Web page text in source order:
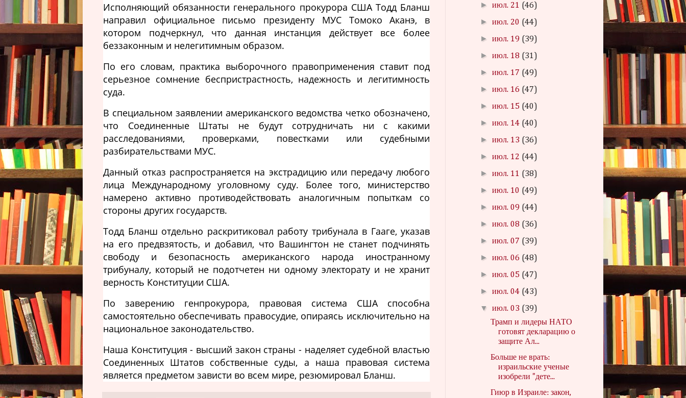
Исполняющий обязанности генерального прокурора США Тодд Бланш
направил официальное письмо президенту МУС Томоко Аканэ, в
котором подчеркнул, что данная инстанция действует все более
беззаконным и нелегитимным образом.
По его словам, практика выборочного правоприменения ставит под
серьезное сомнение беспристрастность, надежность и легитимность
суда.
В специальном заявлении американского ведомства четко обозначено,
что Соединенные Штаты не будут сотрудничать ни с какими
расследованиями, проверками, повестками или судебными
разбирательствами МУС.
Данный отказ распространяется на экстрадицию или передачу любого
лица Международному уголовному суду. Более того, министерство
намерено активно противодействовать аналогичным попыткам со
стороны других государств.
Тодд Бланш отдельно раскритиковал работу трибунала в Гааге, указав
на его предвзятость, и добавил, что Вашингтон не станет подчинять
свободу и безопасность американского народа иностранному
трибуналу, который не подотчетен ни одному электорату и не хранит
верность Конституции США.
По заверению генпрокурора, правовая система США способна
самостоятельно обеспечивать правосудие, опираясь исключительно на
национальное законодательство.
Наша Конституция - высший закон страны - наделяет судебной властью
Соединенных Штатов собственные суды, а наша правовая система
является предметом зависти во всем мире, резюмировал Бланш.
►июл. 21 (46)
►июл. 20 (44)
►июл. 19 (39)
►июл. 18 (31)
►июл. 17 (49)
►июл. 16 (47)
►июл. 15 (40)
►июл. 14 (40)
►июл. 13 (36)
►июл. 12 (44)
►июл. 11 (38)
►июл. 10 (49)
►июл. 09 (44)
►июл. 08 (36)
►июл. 07 (39)
►июл. 06 (48)
►июл. 05 (47)
►июл. 04 (43)
▼июл. 03 (39)
Трамп и лидеры НАТО
готовят декларацию о
защите Ал...
Больше не врать:
израильские ученые
изобрели "дете...
Гиюр в Израиле: закон,